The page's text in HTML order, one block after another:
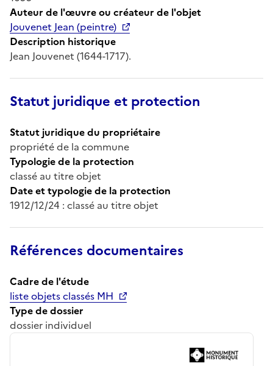
Auteur de l'œuvre ou créateur de l'objet
Jouvenet Jean (peintre)
Description historique
Jean Jouvenet (1644-1717).
Statut juridique et protection
Statut juridique du propriétaire
propriété de la commune
Typologie de la protection
classé au titre objet
Date et typologie de la protection
1912/12/24 : classé au titre objet
Références documentaires
Cadre de l'étude
liste objets classés MH
Type de dossier
dossier individuel